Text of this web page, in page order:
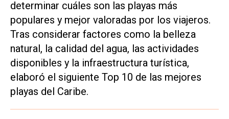
determinar cuáles son las playas más
populares y mejor valoradas por los viajeros.
Tras considerar factores como la belleza
natural, la calidad del agua, las actividades
disponibles y la infraestructura turística,
elaboró el siguiente Top 10 de las mejores
playas del Caribe.